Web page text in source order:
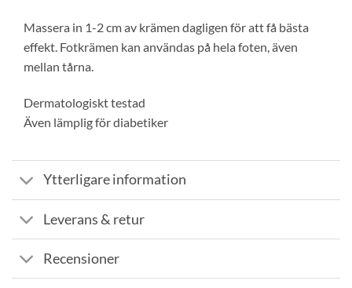
Massera in 1-2 cm av krämen dagligen för att få bästa
effekt. Fotkrämen kan användas på hela foten, även
mellan tårna.
Dermatologiskt testad
Även lämplig för diabetiker
Ytterligare information
Leverans & retur
Recensioner